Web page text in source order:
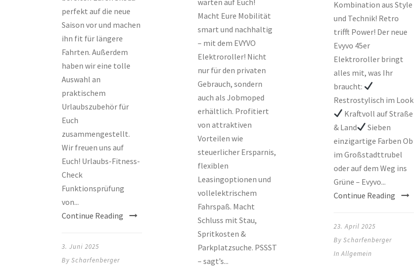
perfekt auf die neue
Saison vor und machen
ihn fit für längere
Fahrten. Außerdem
haben wir eine tolle
Auswahl an
praktischem
Urlaubszubehör für
Euch
zusammengestellt.
Wir freuen uns auf
Euch! Urlaubs-Fitness-
Check
Funktionsprüfung
von...
Continue Reading
3. Juni 2025
By Scharfenberger
warten auf Euch!
Macht Eure Mobilität
smart und nachhaltig
– mit dem EVYVO
Elektroroller! Nicht
nur für den privaten
Gebrauch, sondern
auch als Jobmoped
erhältlich. Profitiert
von attraktiven
Vorteilen wie
steuerlicher Ersparnis,
flexiblen
Leasingoptionen und
vollelektrischem
Fahrspaß. Macht
Schluss mit Stau,
Spritkosten &
Parkplatzsuche. PSSST
– sagt’s...
Kombination aus Style
und Technik! Retro
trifft Power! Der neue
Evyvo 45er
Elektroroller bringt
alles mit, was Ihr
braucht:
Restrostylisch im Look
Kraftvoll auf Straße
& Land
Sieben
einzigartige Farben Ob
im Großstadttrubel
oder auf dem Weg ins
Grüne – Evyvo...
Continue Reading
23. April 2025
By Scharfenberger
In Allgemein